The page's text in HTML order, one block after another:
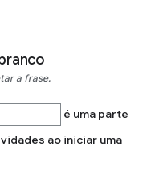
a frase.
é uma parte
ao iniciar uma